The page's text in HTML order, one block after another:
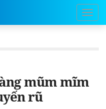
mũm mĩm
rũ